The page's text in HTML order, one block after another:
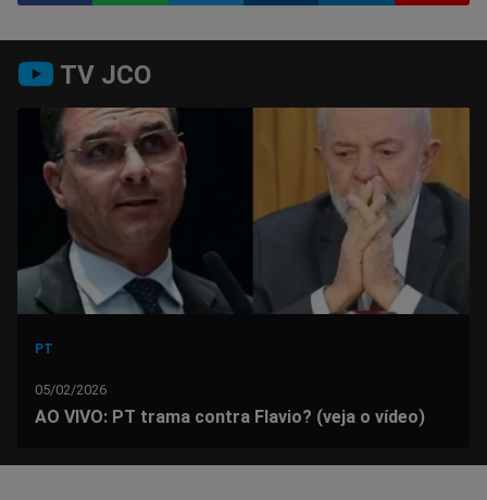
Compartilhar
no
Facebook
no
WhatsappTwitter
no
Messenger
no
Telegram
no
Gettr
TV JCO
PT
05/02/2026
AO VIVO: PT trama contra Flavio? (veja o vídeo)